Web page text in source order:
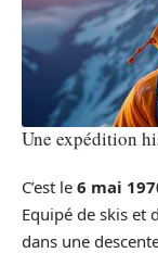
Une expédition
C’est le 6 mai
Equipé de skis et
dans une